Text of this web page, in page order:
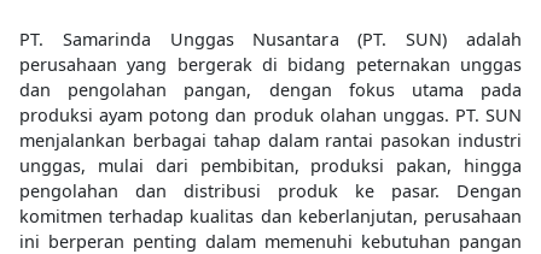
PT. Samarinda Unggas Nusantara (PT. SUN) adalah
perusahaan yang bergerak di bidang peternakan unggas
dan pengolahan pangan, dengan fokus utama pada
produksi ayam potong dan produk olahan unggas. PT. SUN
menjalankan berbagai tahap dalam rantai pasokan industri
unggas, mulai dari pembibitan, produksi pakan, hingga
pengolahan dan distribusi produk ke pasar. Dengan
komitmen terhadap kualitas dan keberlanjutan, perusahaan
ini berperan penting dalam memenuhi kebutuhan pangan